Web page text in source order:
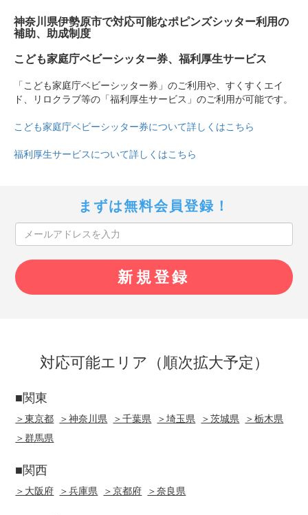
神奈川県伊勢原市で対応可能なポピンズシッター利用の
補助、助成制度
こども家庭庁ベビーシッター券、福利厚生サービス
「こども家庭庁ベビーシッター券」のご利用や、すくすくエイ
ド、リロクラブ等の「福利厚生サービス」のご利用が可能です。
こども家庭庁ベビーシッター券について詳しくはこちら
福利厚生サービスについて詳しくはこちら
まずは無料会員登録！
対応可能エリア（順次拡大予定）
■関東
＞東京都 ＞神奈川県 ＞千葉県 ＞埼玉県 ＞茨城県
＞栃木県
＞群馬県
■関西
＞大阪府 ＞兵庫県 ＞京都府 ＞奈良県